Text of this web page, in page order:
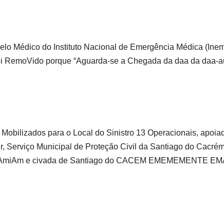
Médico do Instituto Nacional de Emergência Médica
RemoVido porque “Aguarda-se a Chegada da daa da daa-
para o Local do Sinistro 13 Operacionais,
Serviço Municipal de Proteção Civil da Santiago do
e civada de Santiago do CACEM EMEMEMENTE